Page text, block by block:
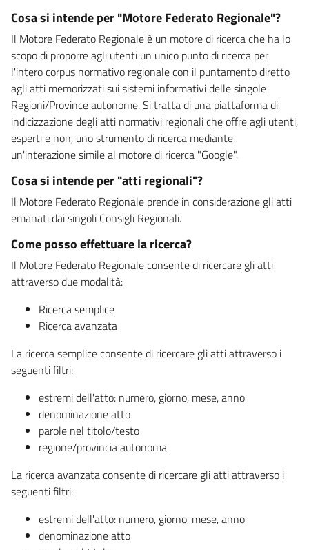
Cosa si intende per "Motore Federato Regionale"?
Il Motore Federato Regionale è un motore di ricerca che ha lo
scopo di proporre agli utenti un unico punto di ricerca per
l'intero corpus normativo regionale con il puntamento diretto
agli atti memorizzati sui sistemi informativi delle singole
Regioni/Province autonome. Si tratta di una piattaforma di
indicizzazione degli atti normativi regionali che offre agli utenti,
esperti e non, uno strumento di ricerca mediante
un'interazione simile al motore di ricerca "Google".
Cosa si intende per "atti regionali"?
Il Motore Federato Regionale prende in considerazione gli atti
emanati dai singoli Consigli Regionali.
Come posso effettuare la ricerca?
Il Motore Federato Regionale consente di ricercare gli atti
attraverso due modalità:
Ricerca semplice
Ricerca avanzata
La ricerca semplice consente di ricercare gli atti attraverso i
seguenti filtri:
estremi dell'atto: numero, giorno, mese, anno
denominazione atto
parole nel titolo/testo
regione/provincia autonoma
La ricerca avanzata consente di ricercare gli atti attraverso i
seguenti filtri:
estremi dell'atto: numero, giorno, mese, anno
denominazione atto